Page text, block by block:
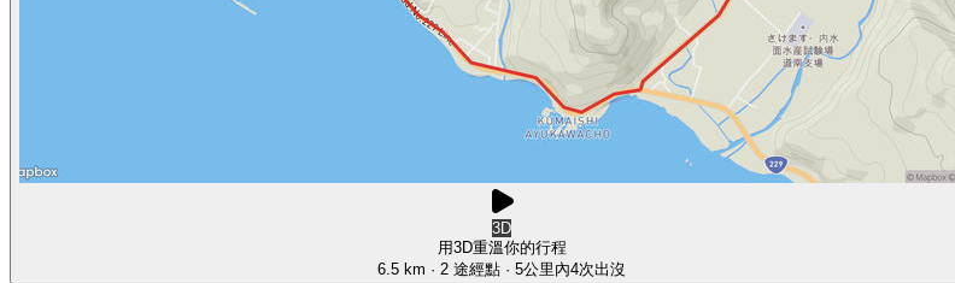
3D
用3D重溫你的行程
6.5 km · 2 途經點 · 5公里內4次出沒